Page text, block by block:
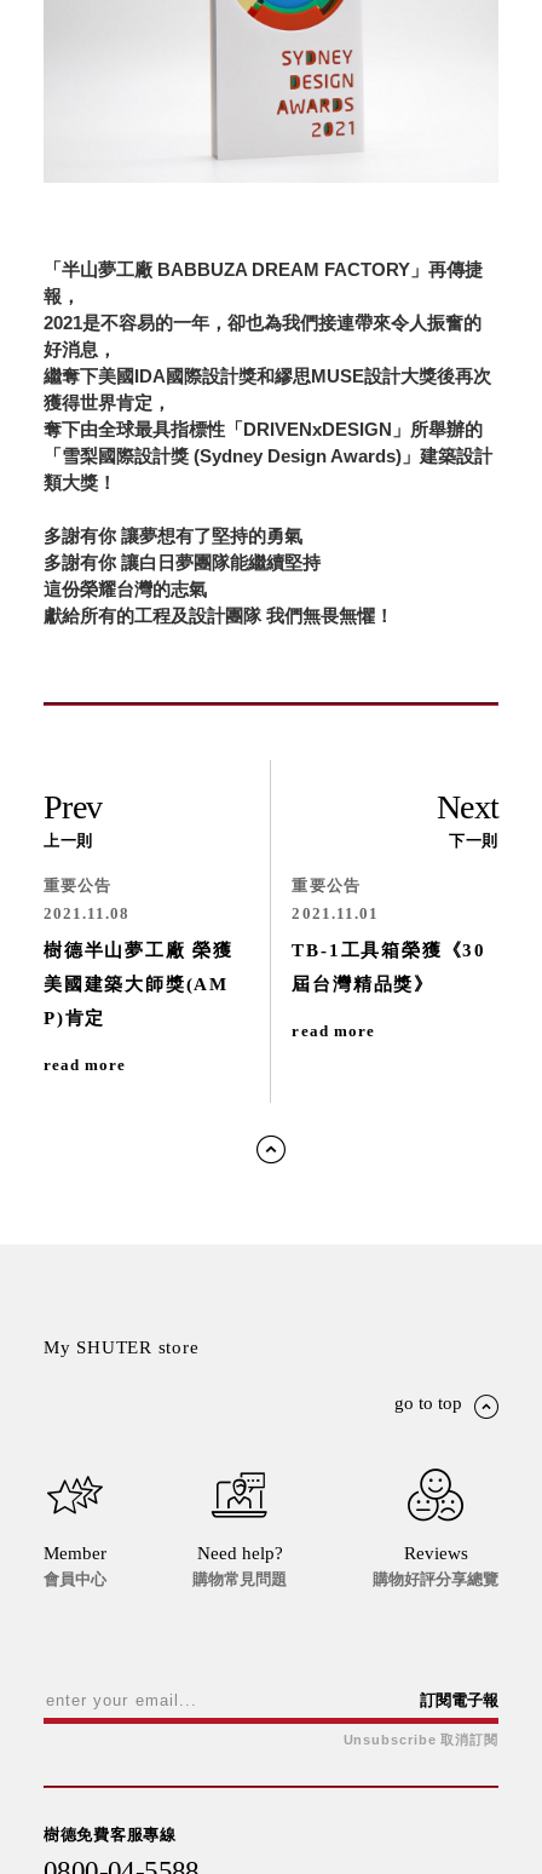
「半山夢工廠 BABBUZA DREAM FACTORY」再傳捷
報，
2021是不容易的一年，卻也為我們接連帶來令人振奮的
好消息，
繼奪下美國IDA國際設計獎和繆思MUSE設計大獎後再次
獲得世界肯定，
奪下由全球最具指標性「DRIVENxDESIGN」所舉辦的
「雪梨國際設計獎 (Sydney Design Awards)」建築設計
類大獎！
多謝有你 讓夢想有了堅持的勇氣
多謝有你 讓白日夢團隊能繼續堅持
這份榮耀台灣的志氣
獻給所有的工程及設計團隊 我們無畏無懼！
Prev
上一則
重要公告
2021.11.08
樹德半山夢工廠 榮獲
美國建築大師獎(AM
P)肯定
read more
Next
下一則
重要公告
2021.11.01
TB-1工具箱榮獲《30
屆台灣精品獎》
read more
My SHUTER store
go to top
Member
會員中心
Need help?
購物常見問題
Reviews
購物好評分享總覽
訂閱電子報
Unsubscribe 取消訂閱
樹德免費客服專線